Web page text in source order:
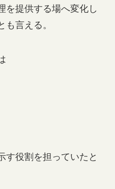
を提供する場へ変化し
も言える。
す役割を担っていたと